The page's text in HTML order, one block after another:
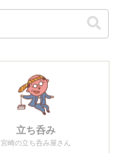
立ち呑み
宮崎の立ち呑み屋さん